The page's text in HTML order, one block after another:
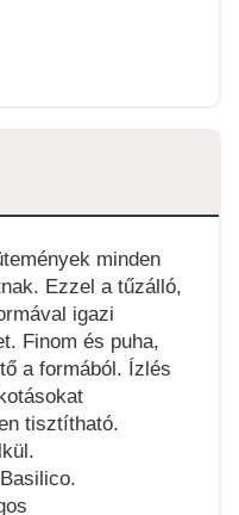
minden
Ezzel a tűzálló,
igazi
Finom és puha,
a formából. Ízlés
tisztítható.